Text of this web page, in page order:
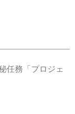
任務「プロジェ